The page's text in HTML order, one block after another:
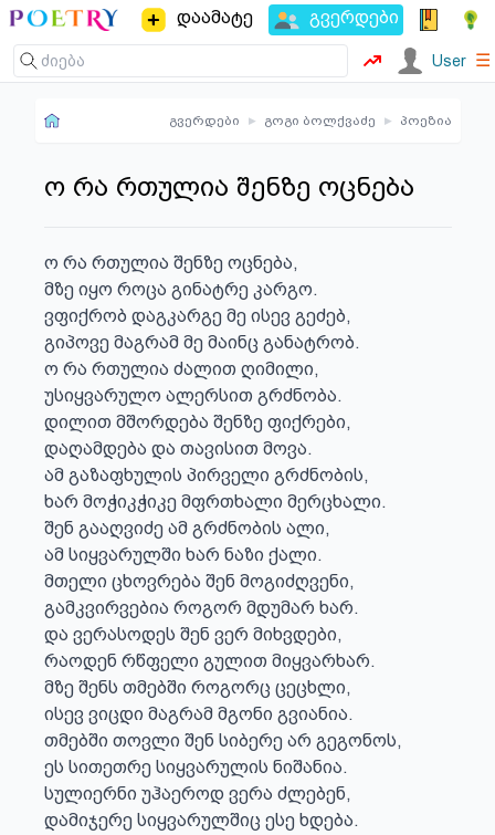
დაამატე გვერდები
User ☰
გვერდები ▸ გოგი ბოლქვაძე ▸ პოეზია
ო რა რთულია შენზე ოცნება
ო რა რთულია შენზე ოცნება,
მზე იყო როცა გინატრე კარგო.
ვფიქრობ დაგკარგე მე ისევ გეძებ,
გიპოვე მაგრამ მე მაინც განატრობ.
ო რა რთულია ძალით ღიმილი,
უსიყვარულო ალერსით გრძნობა.
დილით მშორდება შენზე ფიქრები,
დაღამდება და თავისით მოვა.
ამ გაზაფხულის პირველი გრძნობის,
ხარ მოჭიკჭიკე მფრთხალი მერცხალი.
შენ გააღვიძე ამ გრძნობის ალი,
ამ სიყვარულში ხარ ნაზი ქალი.
მთელი ცხოვრება შენ მოგიძღვენი,
გამკვირვებია როგორ მდუმარ ხარ.
და ვერასოდეს შენ ვერ მიხვდები,
რაოდენ რწფელი გულით მიყვარხარ.
მზე შენს თმებში როგორც ცეცხლი,
ისევ ვიცდი მაგრამ მგონი გვიანია.
თმებში თოვლი შენ სიბერე არ გეგონოს,
ეს სითეთრე სიყვარულის ნიშანია.
სულიერნი უჰაეროდ ვერა ძლებენ,
დამიჯერე სიყვარულშიც ესე ხდება.